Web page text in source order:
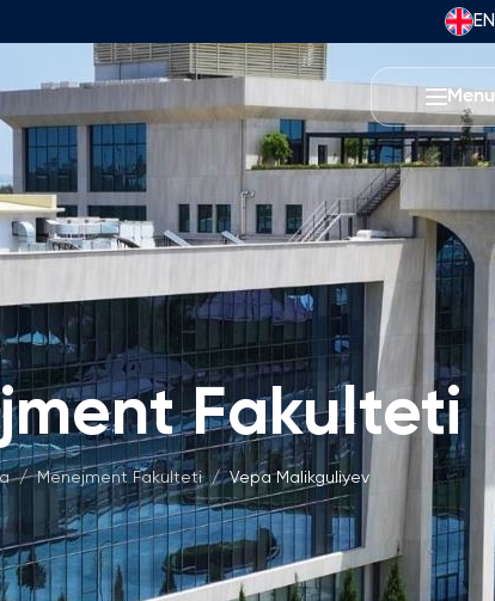
EN
Menu
O'quv Dasturlari
Foundation Dasturi
Dastur Tuzilmasi
Ariza va To'lovlar
Matematika Kirish Imtihonlari
Bakalavriat Dasturlari
Izoh
Ariza va To'lovlar
Magistratura
Izoh
Ariza va To'lovlar
Tayyorlov Kurslari
Fakulteti
/ Menejment Fakulteti / Vepa Malikguliyev